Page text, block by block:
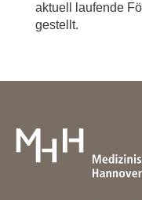
aktuell laufende
gestellt.